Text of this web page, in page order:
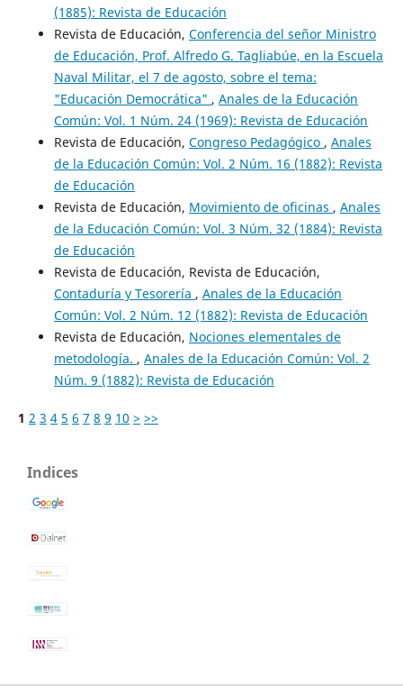
(1885): Revista de Educación
Revista de Educación, Conferencia del señor Ministro
de Educación, Prof. Alfredo G. Tagliabúe, en la Escuela
Naval Militar, el 7 de agosto, sobre el tema:
"Educación Democrática" , Anales de la Educación
Común: Vol. 1 Núm. 24 (1969): Revista de Educación
Revista de Educación, Congreso Pedagógico , Anales
de la Educación Común: Vol. 2 Núm. 16 (1882): Revista
de Educación
Revista de Educación, Movimiento de oficinas , Anales
de la Educación Común: Vol. 3 Núm. 32 (1884): Revista
de Educación
Revista de Educación, Revista de Educación,
Contaduría y Tesorería , Anales de la Educación
Común: Vol. 2 Núm. 12 (1882): Revista de Educación
Revista de Educación, Nociones elementales de
metodología. , Anales de la Educación Común: Vol. 2
Núm. 9 (1882): Revista de Educación
1 2 3 4 5 6 7 8 9 10 > >>
Indices